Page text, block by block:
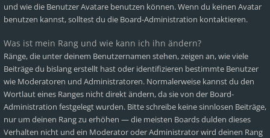
und wie die Benutzer Avatare benutzen können. Wenn du keinen Avatar
benutzen kannst, solltest du die Board-Administration kontaktieren.
Was ist mein Rang und wie kann ich ihn ändern?
Ränge, die unter deinem Benutzernamen stehen, zeigen an, wie viele
Beiträge du bislang erstellt hast oder identifizieren bestimmte Benutzer
wie Moderatoren und Administratoren. Normalerweise kannst du den
Wortlaut eines Ranges nicht direkt ändern, da sie von der Board-
Administration festgelegt wurden. Bitte schreibe keine sinnlosen Beiträge,
nur um deinen Rang zu erhöhen — die meisten Boards dulden dieses
Verhalten nicht und ein Moderator oder Administrator wird deinen Rang